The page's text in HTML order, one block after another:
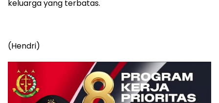
keluarga yang terbatas.
(Hendri)